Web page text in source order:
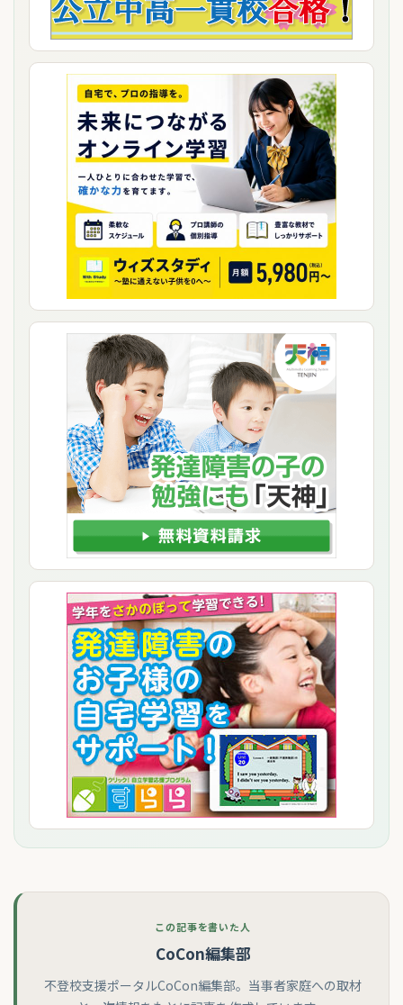
この記事を書いた人
CoCon編集部
不登校支援ポータルCoCon編集部。当事者家庭への取材